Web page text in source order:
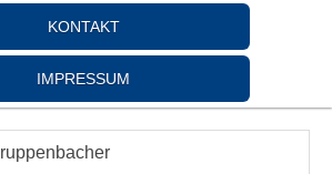
KONTAKT
IMPRESSUM